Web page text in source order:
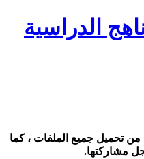
الدراسية
تحميل جميع الملفات ، كما
مشاركتها.